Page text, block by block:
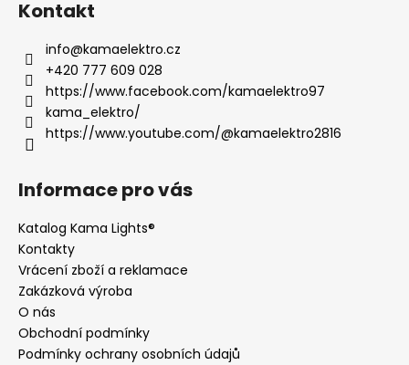
Kontakt
info@kamaelektro.cz
+420 777 609 028
https://www.facebook.com/kamaelektro97
kama_elektro/
https://www.youtube.com/@kamaelektro2816
Informace pro vás
Katalog Kama Lights®
Kontakty
Vrácení zboží a reklamace
Zakázková výroba
O nás
Obchodní podmínky
Podmínky ochrany osobních údajů